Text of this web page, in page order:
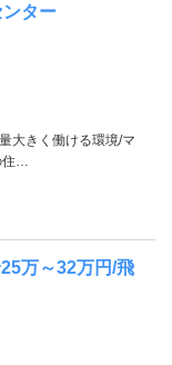
ター
大きく働ける環境/マ
…
万～32万円/飛